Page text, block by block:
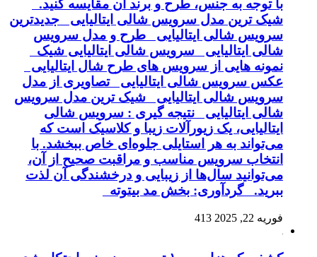
با توجه به جنس، طرح و برند آن مقایسه کنید.
شیک ترین مدل سرویس شالی ایتالیایی جدیدترین
سرویس شالی ایتالیایی طرح و مدل سرویس
شالی ایتالیایی سرویس شالی ایتالیایی شیک
نمونه هایی از سرویس های طرح شال ایتالیایی
عکس سرویس شالی ایتالیایی تصاویری از مدل
سرویس شالی ایتالیایی شیک ترین مدل سرویس
شالی ایتالیایی نتیجه گیری : سرویس شالی
ایتالیایی، یک زیورآلات زیبا و کلاسیک است که
می‌تواند به هر استایلی جلوه‌ای خاص ببخشد. با
انتخاب سرویس مناسب و مراقبت صحیح از آن،
می‌توانید سال‌ها از زیبایی و درخشندگی آن لذت
ببرید. گردآوری: بخش مد بیتوته
فوریه 22, 2025 413